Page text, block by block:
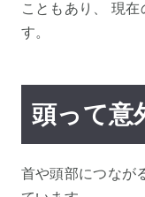
こともあり、 現
す。
頭って意
首や頭部につなが